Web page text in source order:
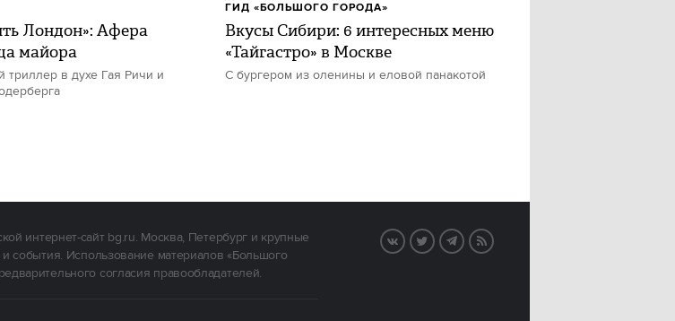
Лондон»: Афера
майора
триллер в духе Гая Ричи и
Вкусы Сибири: 6 интересных меню
«Тайгастро» в Москве
С бургером из оленины и еловой панакотой
ГИД «БОЛЬШОГО ГОРОДА»
интернет-сайт bg.ru. Москва, Петербург и крупные
события. Использование материалов «Большого
согласия правообладателей.
VK TwitterTelegram
RSS